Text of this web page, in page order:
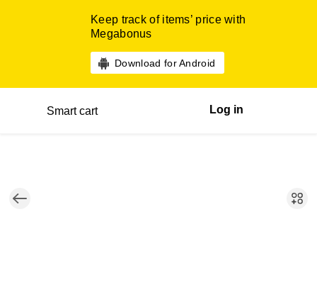
Keep track of items’ price with
Megabonus
Download for Android
Smart cart Log in